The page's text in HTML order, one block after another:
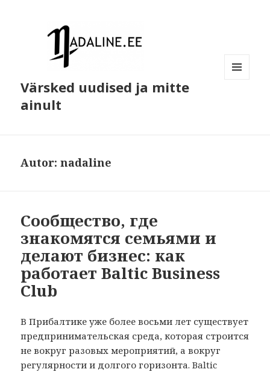
Värsked uudised ja mitte
ainult
Autor:nadaline
Сообщество, где
знакомятся семьями и
делают бизнес: как
работает Baltic Business
Club
В Прибалтике уже более восьми лет существует
предпринимательская среда, которая строится
не вокруг разовых мероприятий, а вокруг
регулярности и долгого горизонта. Baltic